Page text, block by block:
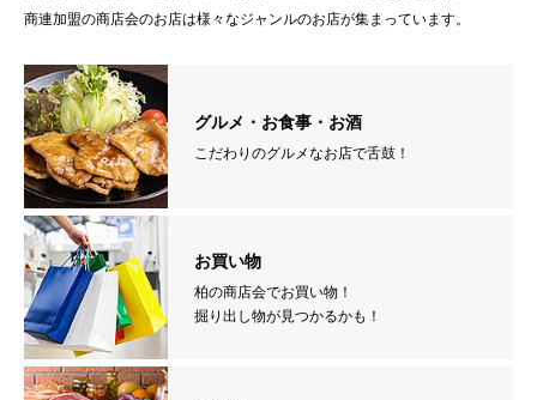
商連加盟の商店会のお店は様々なジャンルのお店が集まっています。
グルメ・お食事・お酒
こだわりのグルメなお店で舌鼓！
お買い物
柏の商店会でお買い物！
掘り出し物が見つかるかも！